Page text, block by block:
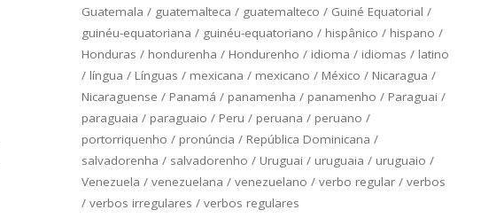
Guatemala / guatemalteca / guatemalteco / Guiné Equatorial /
guinéu-equatoriana / guinéu-equatoriano / hispânico / hispano /
Honduras / hondurenha / Hondurenho / idioma / idiomas / latino
/ língua / Línguas / mexicana / mexicano / México / Nicaragua /
Nicaraguense / Panamá / panamenha / panamenho / Paraguai /
paraguaia / paraguaio / Peru / peruana / peruano /
portorriquenho / pronúncia / República Dominicana /
salvadorenha / salvadorenho / Uruguai / uruguaia / uruguaio /
Venezuela / venezuelana / venezuelano / verbo regular/ verbos
/ verbos irregulares / verbos regulares